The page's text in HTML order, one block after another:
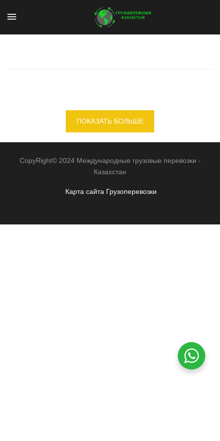
ПОКАЗАТЬ БОЛЬШЕ
CopyRight© 2024 Международные грузовые перевозки -
Казахстан
Карта сайта Грузоперевозки